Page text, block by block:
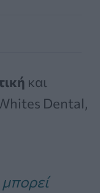
και
Dental,